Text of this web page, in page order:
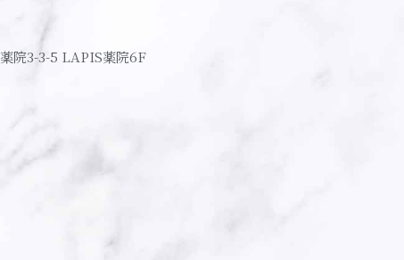
薬院3-3-5 LAPIS薬院6F